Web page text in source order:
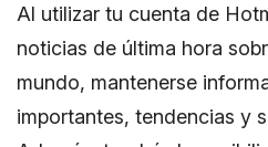
Al utilizar tu cuenta de
noticias de última hora
mundo, mantenerse
importantes, tendencias y